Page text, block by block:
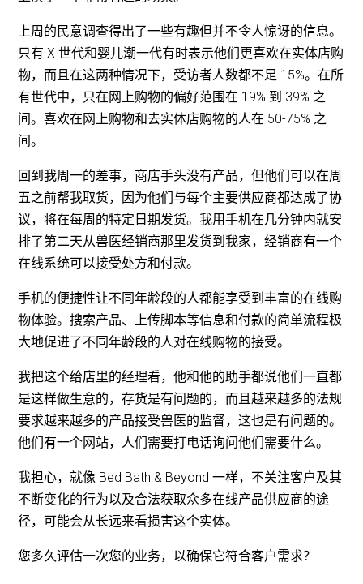
上周的民意调查得出了一些有趣但并不令人惊讶的信息。
只有 X 世代和婴儿潮一代有时表示他们更喜欢在实体店购
物，而且在这两种情况下，受访者人数都不足 15%。在所
有世代中，只在网上购物的偏好范围在 19% 到 39% 之
间。喜欢在网上购物和去实体店购物的人在 50-75% 之
间。
回到我周一的差事，商店手头没有产品，但他们可以在周
五之前帮我取货，因为他们与每个主要供应商都达成了协
议，将在每周的特定日期发货。我用手机在几分钟内就安
排了第二天从兽医经销商那里发货到我家，经销商有一个
在线系统可以接受处方和付款。
手机的便捷性让不同年龄段的人都能享受到丰富的在线购
物体验。搜索产品、上传脚本等信息和付款的简单流程极
大地促进了不同年龄段的人对在线购物的接受。
我把这个给店里的经理看，他和他的助手都说他们一直都
是这样做生意的，存货是有问题的，而且越来越多的法规
要求越来越多的产品接受兽医的监督，这也是有问题的。
他们有一个网站，人们需要打电话询问他们需要什么。
我担心，就像 Bed Bath & Beyond 一样，不关注客户及其
不断变化的行为以及合法获取众多在线产品供应商的途
径，可能会从长远来看损害这个实体。
您多久评估一次您的业务，以确保它符合客户需求？